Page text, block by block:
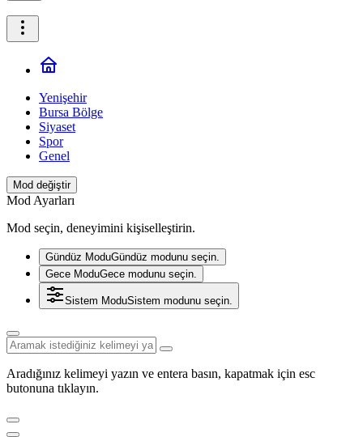
Yenişehir
Bursa Bölge
Siyaset
Spor
Genel
Mod değiştir
Mod Ayarları
Mod seçin, deneyimini kişiselleştirin.
Gündüz ModuGündüz modunu seçin.
Gece ModuGece modunu seçin.
Sistem ModuSistem modunu seçin.
Aradığınız kelimeyi yazın ve entera basın, kapatmak için esc
butonuna tıklayın.